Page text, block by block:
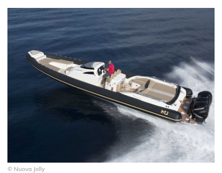
© Nuova Jolly